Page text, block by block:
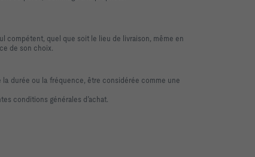
compétent, quel que soit le lieu de livraison, même en
de son choix.
la durée ou la fréquence, être considérée comme une
conditions générales d’achat.